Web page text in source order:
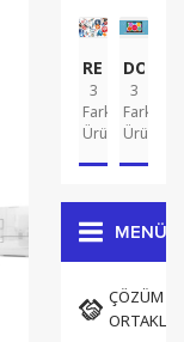
REKLAM
3
Farklı
Ürün
3
Farklı
Ürün
MENÜ
ÇÖZÜM